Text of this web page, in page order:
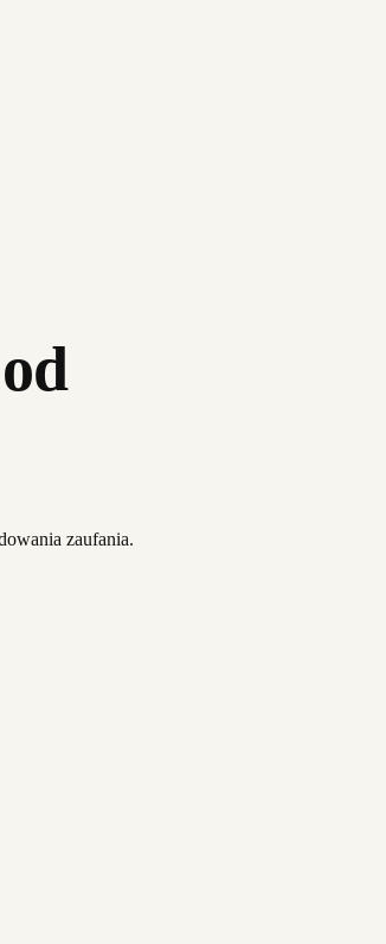
zaufania.